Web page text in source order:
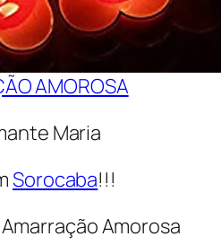
AMOROSA
Maria
Sorocaba!!!
Amorosa